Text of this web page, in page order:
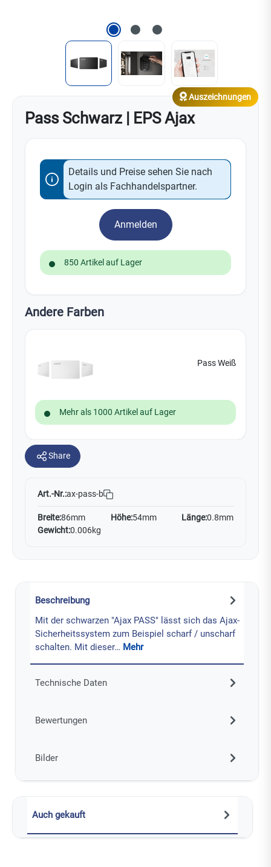
Pass Schwarz | EPS Ajax
Auszeichnungen
Details und Preise sehen Sie nach
Login als Fachhandelspartner.
Anmelden
850 Artikel auf Lager
Andere Farben
Pass Weiß
Mehr als 1000 Artikel auf Lager
Share
Art.-Nr.:ax-pass-b
Breite:86mm Höhe:54mm Länge:0.8mm
Gewicht:0.006kg
Beschreibung
Mit der schwarzen "Ajax PASS" lässt sich das Ajax-
Sicherheitssystem zum Beispiel scharf / unscharf
schalten. Mit dieser… Mehr
Technische Daten
Bewertungen
Bilder
Auch gekauft